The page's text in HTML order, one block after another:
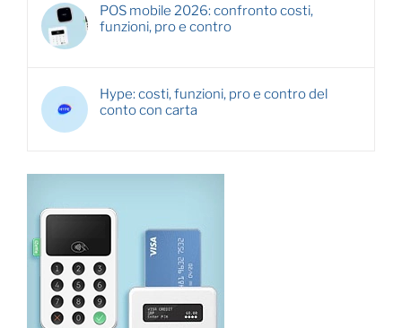
POS mobile 2026: confronto costi,
funzioni, pro e contro
Hype: costi, funzioni, pro e contro del
conto con carta